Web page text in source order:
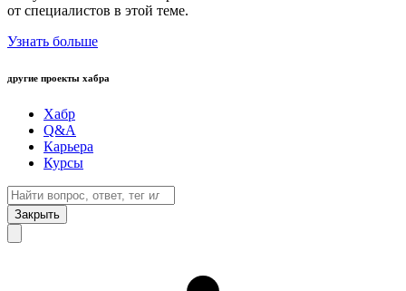
от специалистов в этой теме.
Узнать больше
другие проекты хабра
Хабр
Q&A
Карьера
Курсы
Закрыть